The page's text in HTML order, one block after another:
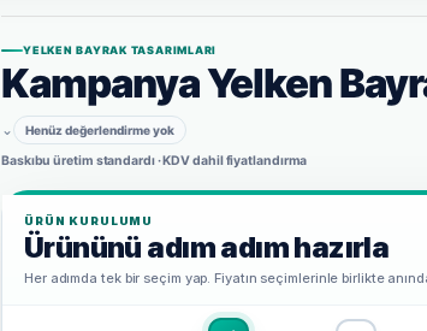
YELKEN BAYRAK TASARIMLARI
Kampanya Yelken
⌄ Henüz değerlendirme yok
Baskıbu üretim standardı · KDV dahil fiyatlandırma
ÜRÜN KURULUMU
Ürününü adım adım hazırla
Her adımda tek bir seçim yap. Fiyatın seçimlerinle birlikte